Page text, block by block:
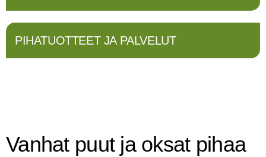
PIHATUOTTEET JA PALVELUT
Vanhat puut ja oksat pihaa